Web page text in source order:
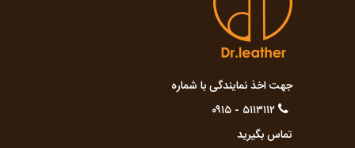
جهت اخذ نمایندگی با شماره
۵۱۱۳۱۱۲ - ۰۹۱۵
تماس بگیرید